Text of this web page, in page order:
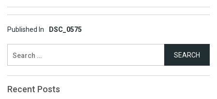
Post
navigation
Published In DSC_0575
for:
Recent Posts